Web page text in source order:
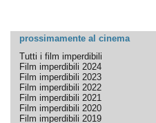
prossimamente al cinema
Tutti i film imperdibili
Film imperdibili 2024
Film imperdibili 2023
Film imperdibili 2022
Film imperdibili 2021
Film imperdibili 2020
Film imperdibili 2019